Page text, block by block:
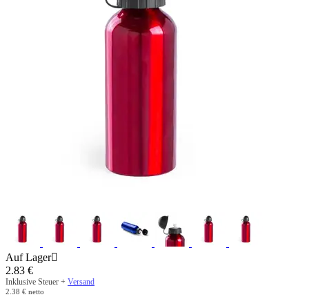
Auf Lager
2.83 €
Inklusive Steuer + Versand
2.38 € netto